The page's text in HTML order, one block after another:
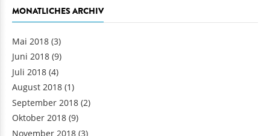
MONATLICHES ARCHIV
Mai 2018 (3)
Juni 2018 (9)
Juli 2018 (4)
August 2018 (1)
September 2018 (2)
Oktober 2018 (9)
November 2018 (3)